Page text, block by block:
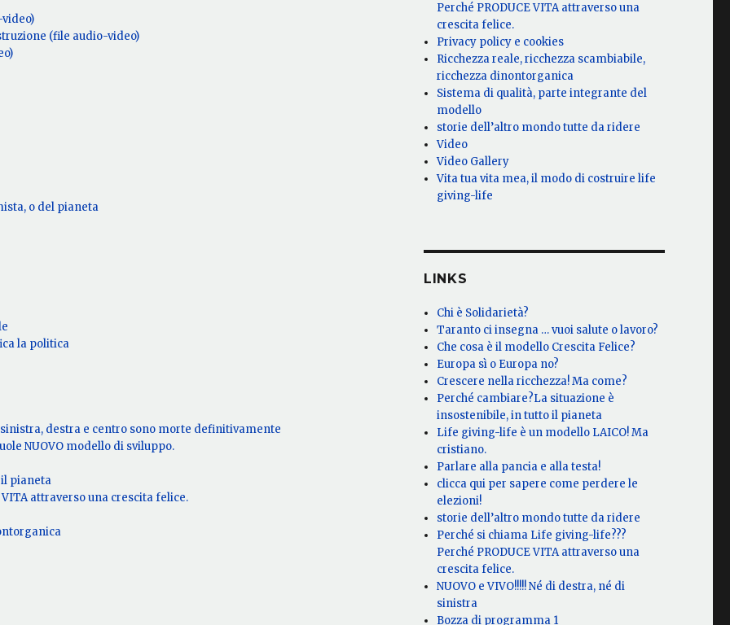
(file audio-video)
o del pianeta
la politica
destra e centro sono morte definitivamente
NUOVO modello di sviluppo.
pianeta
attraverso una crescita felice.
Perché PRODUCE VITA attraverso una
crescita felice.
Privacy policy e cookies
Ricchezza reale, ricchezza scambiabile,
ricchezza dinontorganica
Sistema di qualità, parte integrante del
modello
storie dell’altro mondo tutte da ridere
Video
Video Gallery
Vita tua vita mea, il modo di costruire life
giving-life
LINKS
Chi è Solidarietà?
Taranto ci insegna … vuoi salute o lavoro?
Che cosa è il modello Crescita Felice?
Europa sì o Europa no?
Crescere nella ricchezza! Ma come?
Perché cambiare?La situazione è
insostenibile, in tutto il pianeta
Life giving-life è un modello LAICO! Ma
cristiano.
Parlare alla pancia e alla testa!
clicca qui per sapere come perdere le
elezioni!
storie dell’altro mondo tutte da ridere
Perché si chiama Life giving-life???
Perché PRODUCE VITA attraverso una
crescita felice.
NUOVO e VIVO!!!!! Né di destra, né di
sinistra
Bozza di programma 1